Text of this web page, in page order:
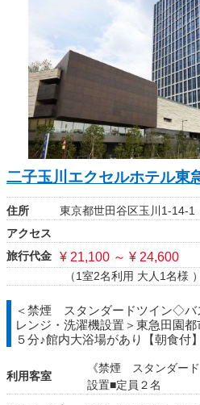
二子玉川エクセルホテル東
住所
東京都世田谷区玉川1-14-1
アクセス
旅行代金
¥ 21,100 ～ ¥ 24,600
（1室2名利用 大人1名様 ）
＜禁煙 スタンダードツイン◇
レンジ・洗濯機設置＞東急田園
５分♪館内大浴場があり【朝食付
利用客室
《禁煙 スタンダー
設置■定員２名